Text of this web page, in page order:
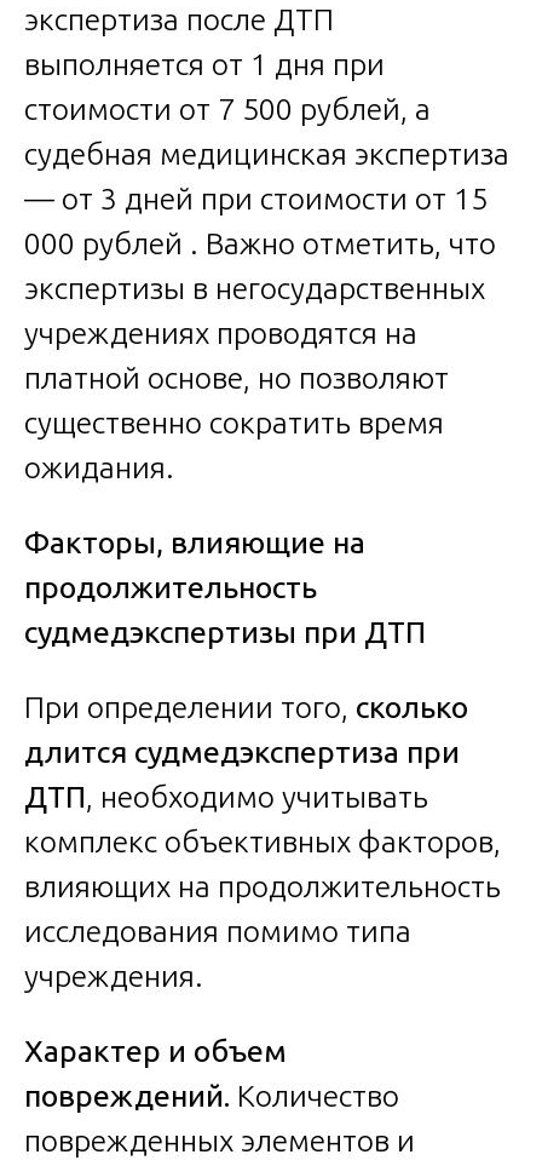
экспертиза после ДТП
выполняется от 1 дня при
стоимости от 7 500 рублей, а
судебная медицинская экспертиза
— от 3 дней при стоимости от 15
000 рублей . Важно отметить, что
экспертизы в негосударственных
учреждениях проводятся на
платной основе, но позволяют
существенно сократить время
ожидания.
Факторы, влияющие на
продолжительность
судмедэкспертизы при ДТП
При определении того, сколько
длится судмедэкспертиза при
ДТП, необходимо учитывать
комплекс объективных факторов,
влияющих на продолжительность
исследования помимо типа
учреждения.
Характер и объем
повреждений. Количество
поврежденных элементов и